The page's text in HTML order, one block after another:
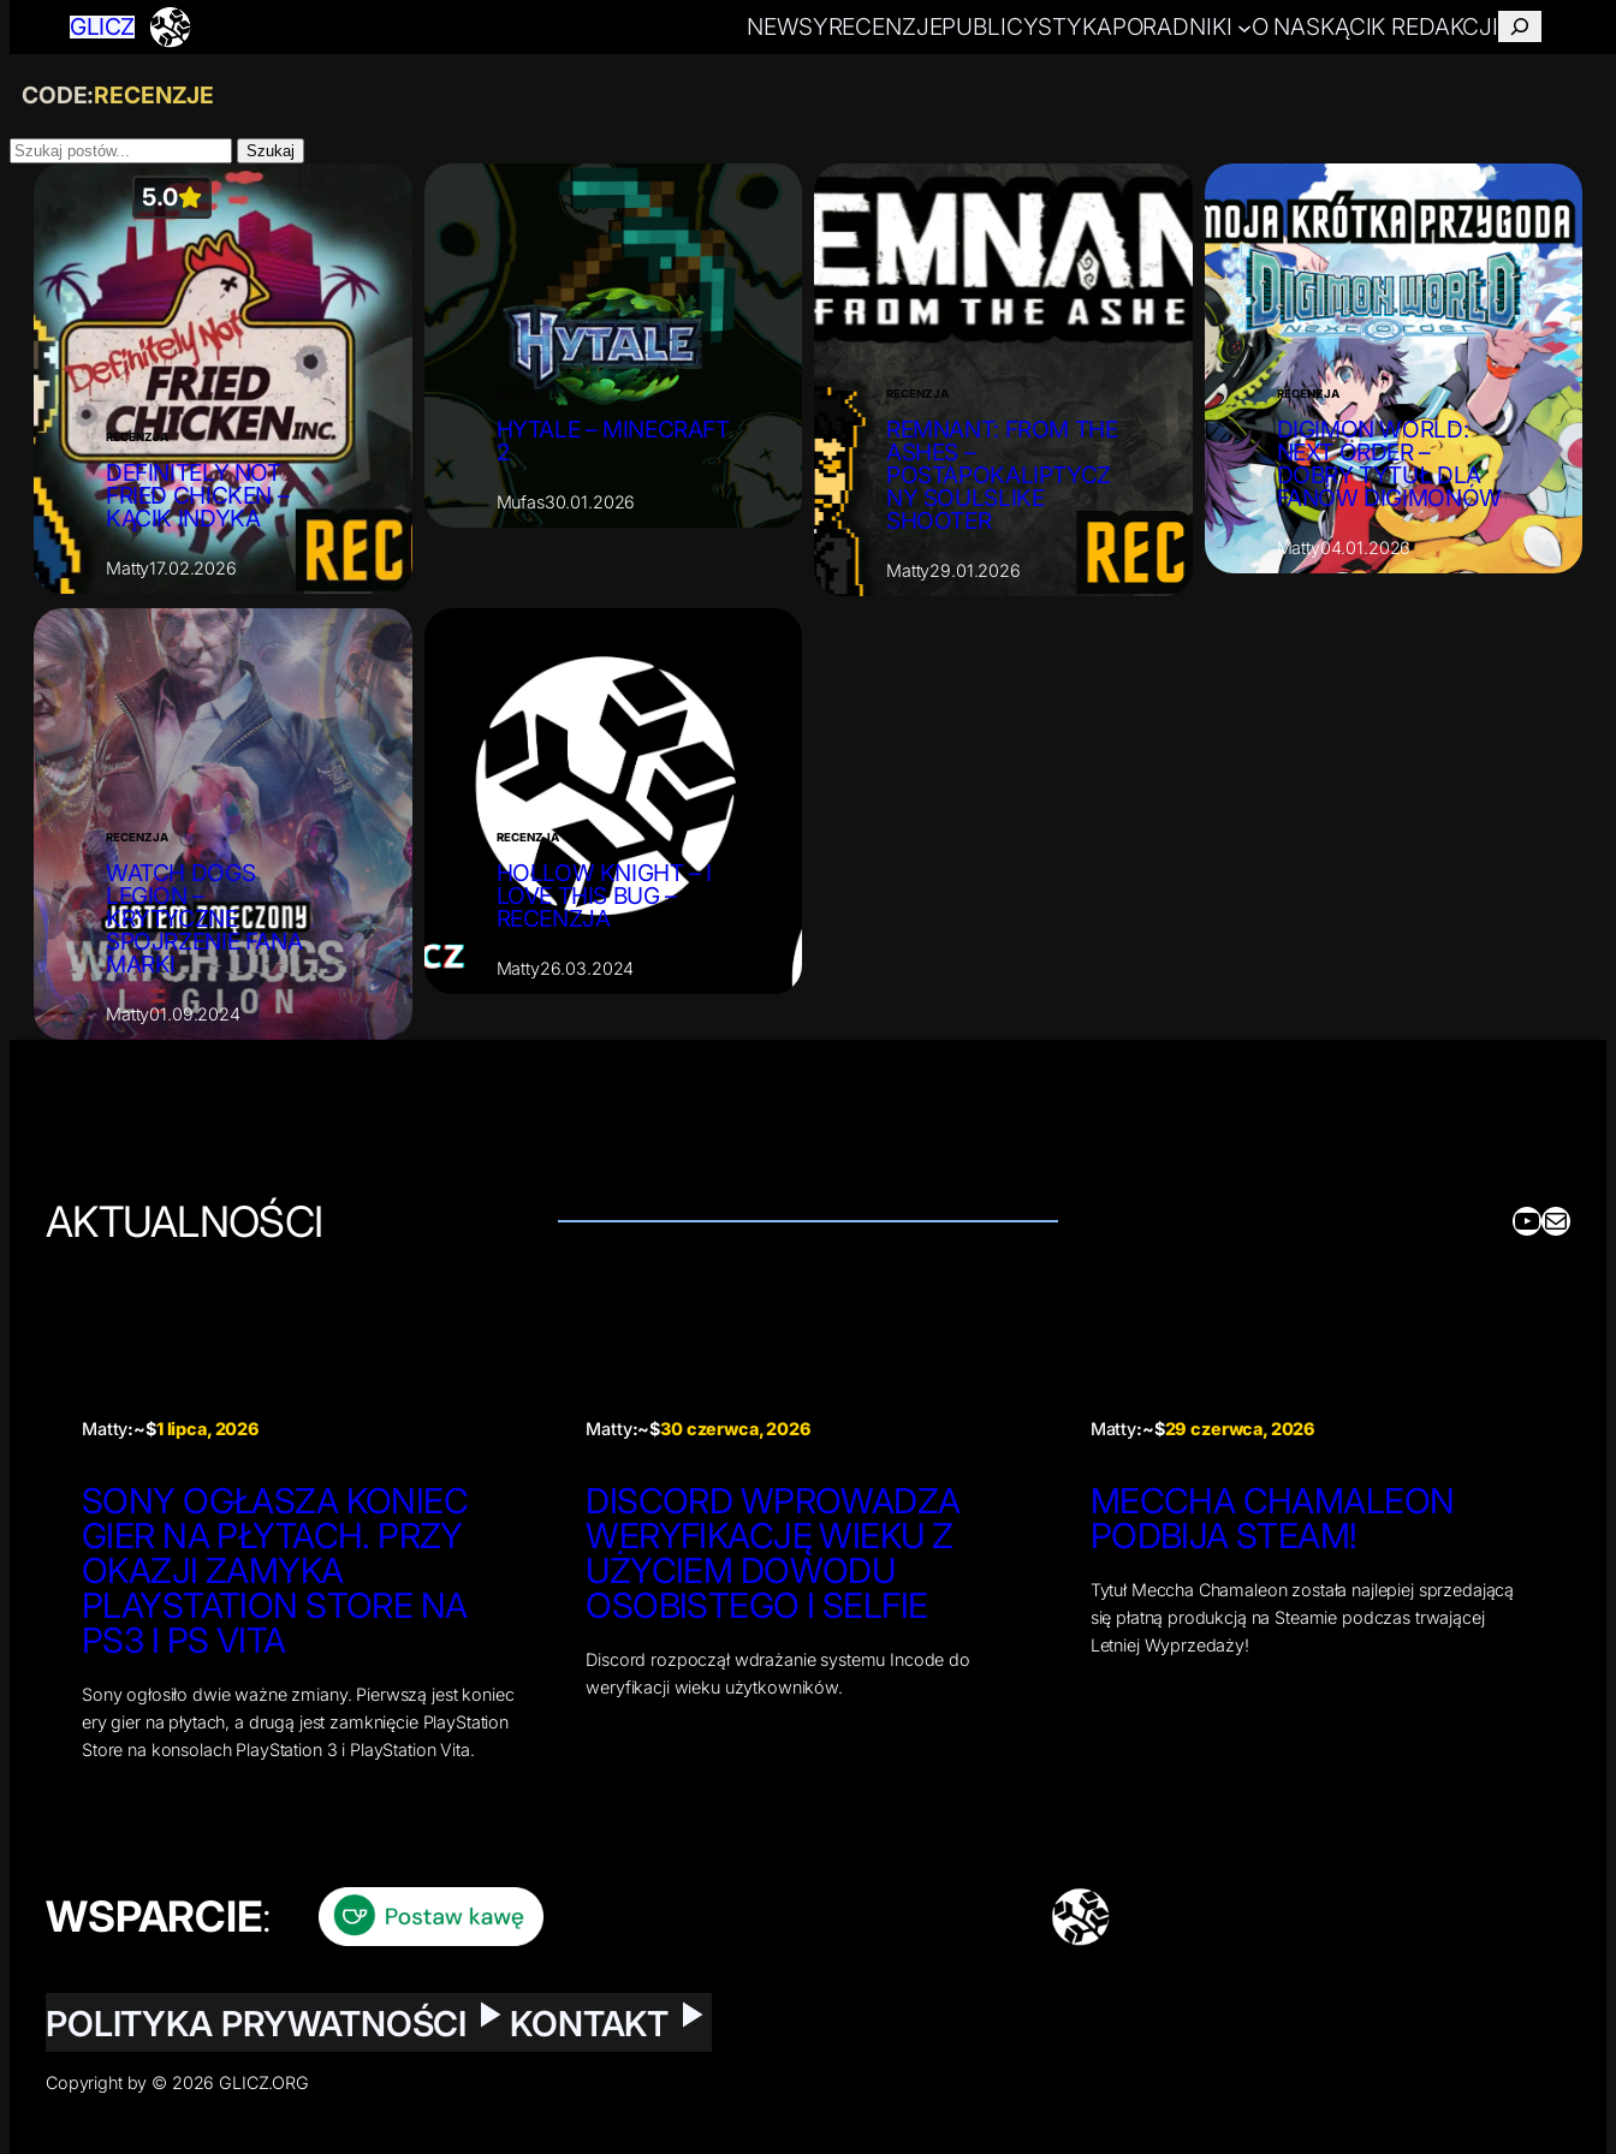
GLICZ NEWSYRECENZJEPUBLICYSTYKAPORADNIKI O NASKĄCIK REDAKCJI Szukaj
CODE:RECENZJE
Szukaj
5.0
RECENZJA
DEFINITELY NOT
FRIED CHICKEN –
KĄCIK INDYKA
Matty17.02.2026
RECENZJA
HYTALE – MINECRAFT
2
Mufas30.01.2026
RECENZJA
REMNANT: FROM THE
ASHES –
POSTAPOKALIPTYCZ
NY SOULSLIKE
SHOOTER
Matty29.01.2026
RECENZJA
DIGIMON WORLD:
NEXT ORDER –
DOBRY TYTUŁ DLA
FANÓW DIGIMONÓW
Matty04.01.2026
RECENZJA
WATCH DOGS
LEGION –
KRYTYCZNE
SPOJRZENIE FANA
MARKI
Matty01.09.2024
RECENZJA
HOLLOW KNIGHT – I
LOVE THIS BUG –
RECENZJA
Matty26.03.2024
AKTUALNOŚCI YouTube Mail
Matty:~$1 lipca, 2026
SONY OGŁASZA KONIEC
GIER NA PŁYTACH. PRZY
OKAZJI ZAMYKA
PLAYSTATION STORE NA
PS3 I PS VITA
Sony ogłosiło dwie ważne zmiany. Pierwszą jest koniec
ery gier na płytach, a drugą jest zamknięcie PlayStation
Store na konsolach PlayStation 3 i PlayStation Vita.
Matty:~$30 czerwca, 2026
DISCORD WPROWADZA
WERYFIKACJĘ WIEKU Z
UŻYCIEM DOWODU
OSOBISTEGO I SELFIE
Discord rozpoczął wdrażanie systemu Incode do
weryfikacji wieku użytkowników.
Matty:~$29 czerwca, 2026
MECCHA CHAMALEON
PODBIJA STEAM!
Tytuł Meccha Chamaleon została najlepiej sprzedającą
się płatną produkcją na Steamie podczas trwającej
Letniej Wyprzedaży!
WSPARCIE:
POLITYKA PRYWATNOŚCI KONTAKT
Copyright by © 2026 GLICZ.ORG